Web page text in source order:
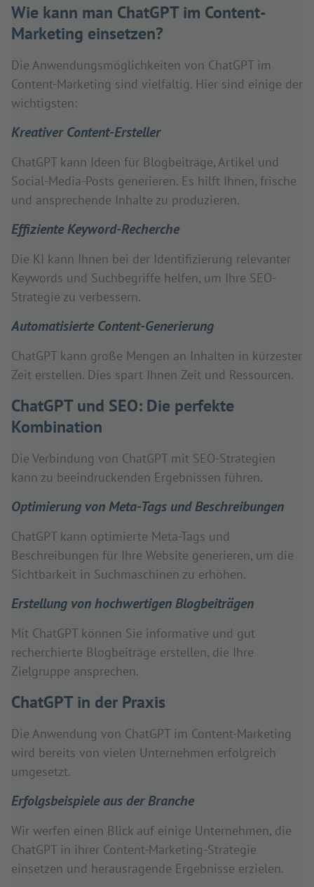
Wie kann man ChatGPT im Content-
Marketing einsetzen?
Die Anwendungsmöglichkeiten von ChatGPT im
Content-Marketing sind vielfältig. Hier sind einige der
wichtigsten:
Kreativer Content-Ersteller
ChatGPT kann Ideen für Blogbeiträge, Artikel und
Social-Media-Posts generieren. Es hilft Ihnen, frische
und ansprechende Inhalte zu produzieren.
Effiziente Keyword-Recherche
Die KI kann Ihnen bei der Identifizierung relevanter
Keywords und Suchbegriffe helfen, um Ihre SEO-
Strategie zu verbessern.
Automatisierte Content-Generierung
ChatGPT kann große Mengen an Inhalten in kürzester
Zeit erstellen. Dies spart Ihnen Zeit und Ressourcen.
ChatGPT und SEO: Die perfekte
Kombination
Die Verbindung von ChatGPT mit SEO-Strategien
kann zu beeindruckenden Ergebnissen führen.
Optimierung von Meta-Tags und Beschreibungen
ChatGPT kann optimierte Meta-Tags und
Beschreibungen für Ihre Website generieren, um die
Sichtbarkeit in Suchmaschinen zu erhöhen.
Erstellung von hochwertigen Blogbeiträgen
Mit ChatGPT können Sie informative und gut
recherchierte Blogbeiträge erstellen, die Ihre
Zielgruppe ansprechen.
ChatGPT in der Praxis
Die Anwendung von ChatGPT im Content-Marketing
wird bereits von vielen Unternehmen erfolgreich
umgesetzt.
Erfolgsbeispiele aus der Branche
Wir werfen einen Blick auf einige Unternehmen, die
ChatGPT in ihrer Content-Marketing-Strategie
einsetzen und herausragende Ergebnisse erzielen.